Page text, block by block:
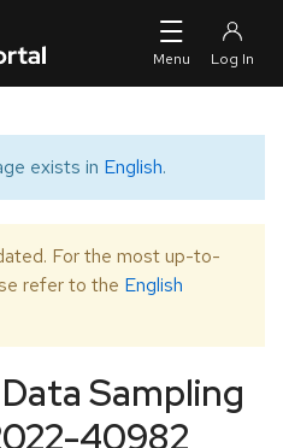
exists in English.
For the most up-to-
refer to the English
Sampling
40982